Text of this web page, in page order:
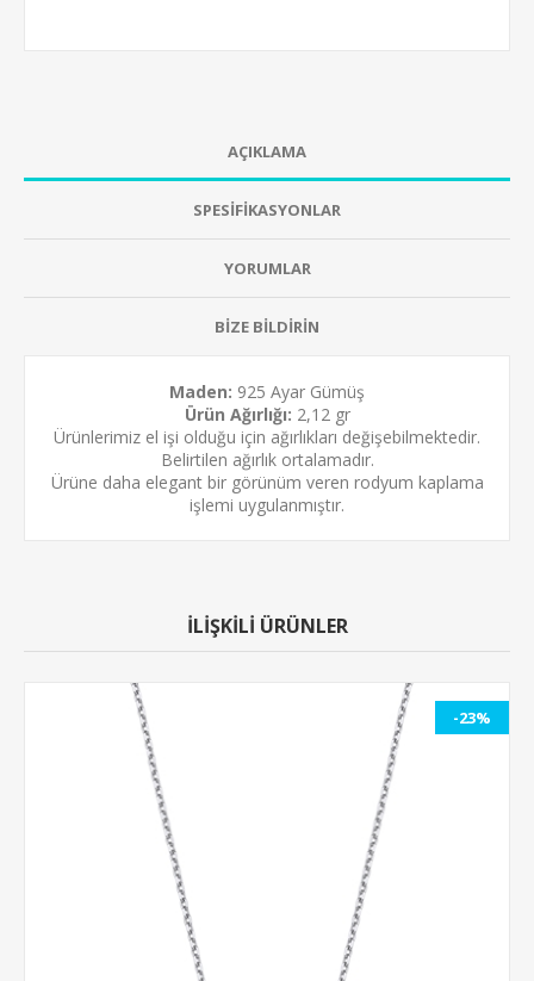
AÇIKLAMA
SPESİFİKASYONLAR
YORUMLAR
BİZE BİLDİRİN
Maden: 925 Ayar Gümüş
Ürün Ağırlığı: 2,12 gr
Ürünlerimiz el işi olduğu için ağırlıkları değişebilmektedir.
Belirtilen ağırlık ortalamadır.
Ürüne daha elegant bir görünüm veren rodyum kaplama
işlemi uygulanmıştır.
İLİŞKİLİ ÜRÜNLER
-23%